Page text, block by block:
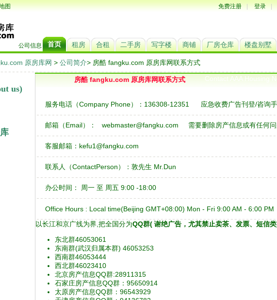
图 免费注册 | 登录 |
公司信息 首页 租房 合租 二手房 写字楼 商铺 厂房仓库 楼盘别墅
原房库网 > 公司简介> 房酷 fangku.com 原房库网联系方式
us)
房酷 fangku.com 原房库网联系方式 Contact AAA Housing
服务电话（Company Phone）：136308-12351 应急收费广告刊登/咨询
邮箱（Email）： webmaster@fangku.com 需要删除房产信息或有任何
客服邮箱：kefu1@fangku.com
联系人（ContactPerson）：敦先生 Mr.Dun
办公时间： 周一 至 周五 9:00 -18:00
Office Hours : Local time(Beijing GMT+08:00) Mon - Fri 9:00 AM - 6:00 PM
以长江和京广线为界,把全国分为QQ群( 谢绝广告，尤其禁止卖茶、发票、短信
东北群46053061
东南群(武汉归属本群) 46053253
西南群46053444
西北群46023410
北京房产信息QQ群:28911315
石家庄房产信息QQ群：95650914
太原房产信息QQ群：96543929